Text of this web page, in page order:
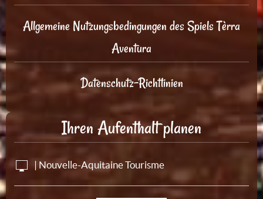
Allgemeine Nutzungsbedingungen des Spiels Tèrra
Aventura
Datenschutz-Richtlinien
Ihren Aufenthalt planen
| Nouvelle-Aquitaine Tourisme